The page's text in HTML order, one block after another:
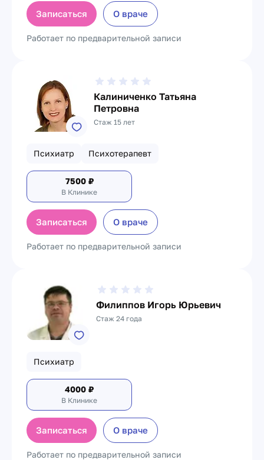
Записаться О враче
Работает по предварительной записи
Калиниченко Татьяна
Петровна
Стаж 15 лет
Психиатр Психотерапевт
7500₽
В Клинике
Записаться О враче
Работает по предварительной записи
Филиппов Игорь Юрьевич
Стаж 24 года
Психиатр
4000 ₽
В Клинике
Записаться О враче
Работает по предварительной записи